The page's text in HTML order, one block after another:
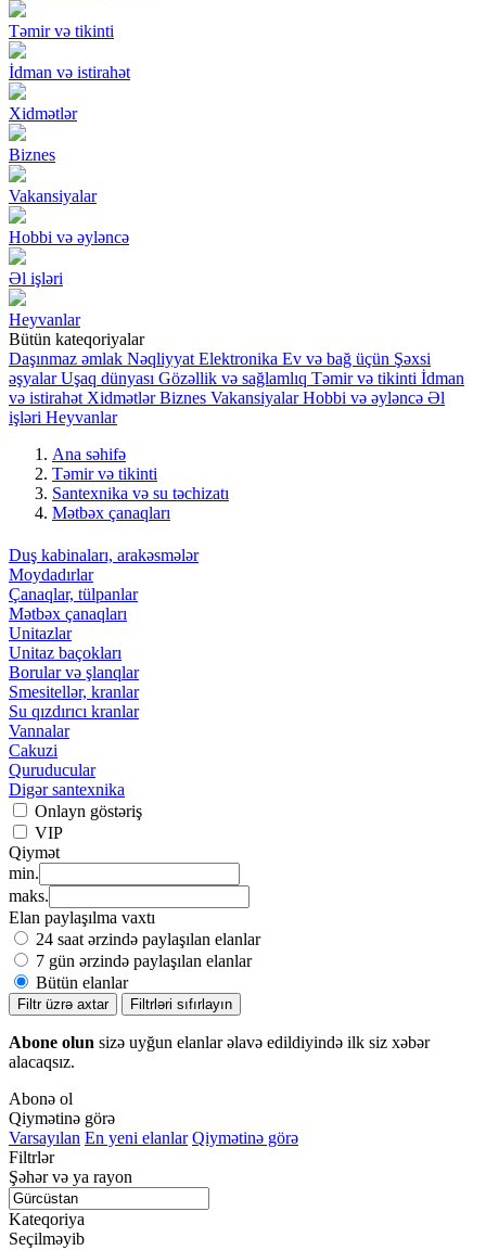
Təmir və tikinti
İdman və istirahət
Xidmətlər
Biznes
Vakansiyalar
Hobbi və əyləncə
Əl işləri
Heyvanlar
Bütün kateqoriyalar
Daşınmaz əmlak Nəqliyyat Elektronika Ev və bağ üçün Şəxsi
əşyalar Uşaq dünyası Gözəllik və sağlamlıq Təmir və tikinti İdman
və istirahət Xidmətlər Biznes Vakansiyalar Hobbi və əyləncə Əl
işləri Heyvanlar
Ana səhifə
Təmir və tikinti
Santexnika və su təchizatı
Mətbəx çanaqları
Duş kabinaları, arakəsmələr
Moydadırlar
Çanaqlar, tülpanlar
Mətbəx çanaqları
Unitazlar
Unitaz baçokları
Borular və şlanqlar
Smesitellər, kranlar
Su qızdırıcı kranlar
Vannalar
Cakuzi
Quruducular
Digər santexnika
Onlayn göstəriş
VIP
Qiymət
min.
maks.
Elan paylaşılma vaxtı
24 saat ərzində paylaşılan elanlar
7 gün ərzində paylaşılan elanlar
Bütün elanlar
Filtr üzrə axtar Filtrləri sıfırlayın
Abone olun sizə uyğun elanlar əlavə edildiyində ilk siz xəbər
alacaqsız.
Abonə ol
Qiymətinə görə
Varsayılan En yeni elanlar Qiymətinə görə
Filtrlər
Şəhər və ya rayon
Kateqoriya
Seçilməyib